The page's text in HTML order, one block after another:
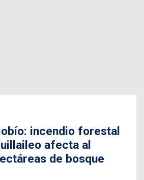
incendio forestal
afecta al
de bosque